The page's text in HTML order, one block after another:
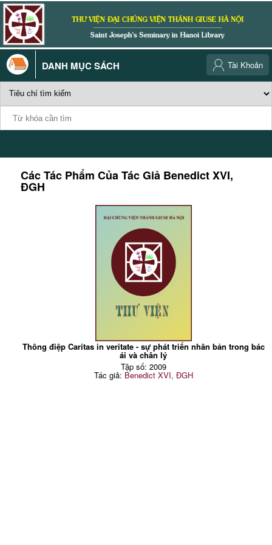
DANH MỤC SÁCH Tài Khoản
Các Tác Phẩm Của Tác Giả Benedict XVI,
ĐGH
Thông điệp Caritas in veritate - sự phát triển nhân bản trong bác
ái và chân lý
Tập số: 2009
Tác giả: Benedict XVI, ĐGH